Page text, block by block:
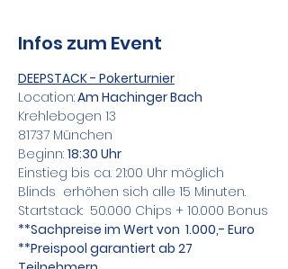
Infos zum Event
DEEPSTACK - Pokerturnier
Location: Am Hachinger Bach
Krehlebogen 13
81737 München
Beginn: 18:30 Uhr
Einstieg bis ca. 21:00 Uhr möglich
Blinds  erhöhen sich alle 15 Minuten.
Startstack:  50.000 Chips + 10.000 Bonus
**Sachpreise im Wert von  1.000,- Euro
**Preispool garantiert ab 27